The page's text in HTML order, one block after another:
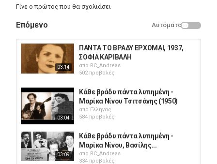
Γίνε ο πρώτος που θα σχολιάσει
Επόμενο Αυτόματο
03:14
ΠΑΝΤΑ ΤΟ ΒΡΑΔΥ ΕΡΧΟΜΑΙ, 1937,
ΣΟΦΙΑ ΚΑΡΙΒΑΛΗ
από RC_Andreas
502 προβολές
03:04
Κάθε βράδυ πάντα λυπημένη -
Μαρίκα Νίνου Τσιτσάνης (1950)
απόΈλληνας
584 προβολές
03:09
Κάθε βράδυ πάντα λυπημένη -
Μαρίκα Νίνου, Βασίλης...
από RC_Andreas
334 προβολές